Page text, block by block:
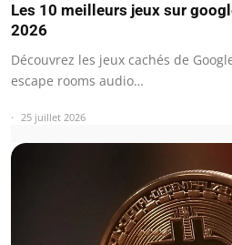
Les 10 meilleurs jeux sur
2026
Découvrez les jeux cachés de
escape rooms audio…
25 juillet 2026